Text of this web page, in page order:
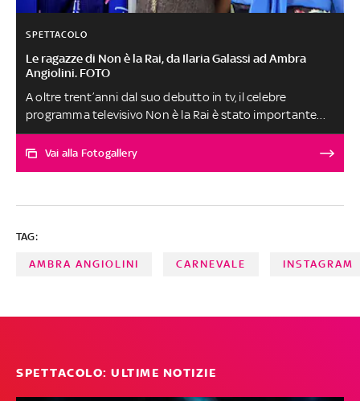
SPETTACOLO
Le ragazze di Non è la Rai, da Ilaria Galassi ad Ambra
Angiolini. FOTO
A oltre trent’anni dal suo debutto in tv, il celebre
programma televisivo Non è la Rai è stato importante
trampolino di lancio per numerosi volti noti dello
spettacolo italiano. Prime su tutte le sue celebri
Vai alla Fotogallery
TAG:
AMBRA ANGIOLINI CARNEVALE INSTAGRAM
SPETTACOLO: ULTIME NOTIZIE